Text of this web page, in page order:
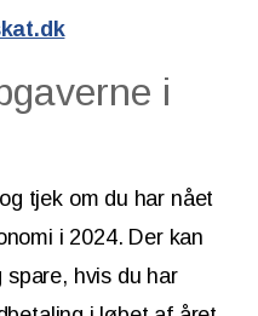
i
tjek om du har nået
i 2024. Der kan
hvis du har